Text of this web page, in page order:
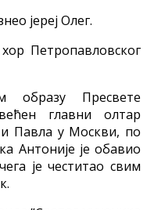
јереј Олег.
Петропавловског
образу Пресвете
главни олтар
Павла у Москви, по
Антоније је обавио
је честитао свим